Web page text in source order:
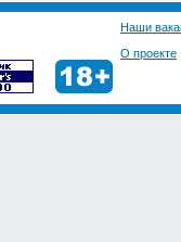
Наши
О проекте